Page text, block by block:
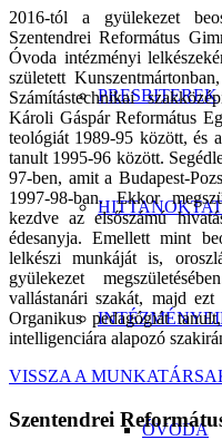
PRESBITEREK
ÓVODA
2016-tól a gyülekezet
Szentendrei Református
Óvoda intézményi
született
Számítástechnikai
Károli Gáspár Református
teológiát 1989-95 között, és
tanult 1995-96 között.
97-ben, amit a Budapest-
1997-98-ban. Ekkor
kezdve az elsőszámú
édesanyja. Emellett mint
lelkészi munkáját is,
gyülekezet
vallástanári szakát, majd
Organikus pedagógiát
intelligenciára alapozó
VISSZA A
Szentendrei